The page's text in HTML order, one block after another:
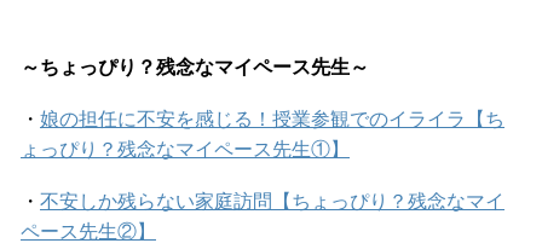
～ちょっぴり？残念なマイペース先生～
・ 娘の担任に不安を感じる！授業参観でのイライラ【ち
ょっぴり？残念なマイペース先生①】
・ 不安しか残らない家庭訪問【ちょっぴり？残念なマイ
ペース先生②】